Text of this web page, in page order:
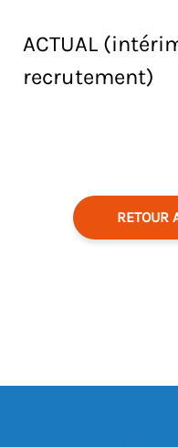
ACTUAL
recrutement)
RETOUR